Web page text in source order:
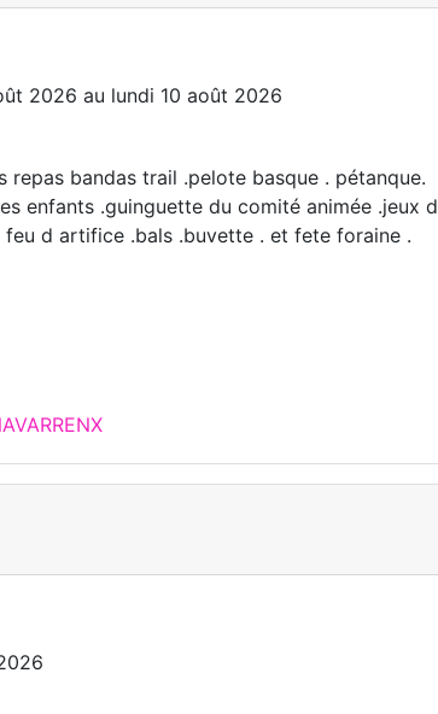
2026 au lundi 10 août 2026
repas bandas trail .pelote basque . pétanque.
enfants .guinguette du comité animée .jeux d
feu d artifice .bals .buvette . et fete foraine .